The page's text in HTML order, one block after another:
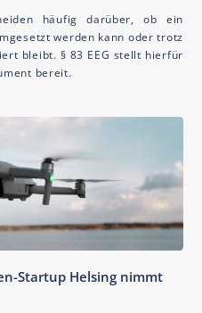
häufig darüber, ob ein
werden kann oder trotz
bleibt. § 83 EEG stellt hierfür
bereit.
Startup Helsing nimmt